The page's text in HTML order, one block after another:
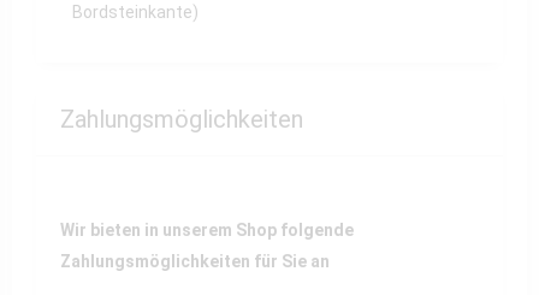
Bordsteinkante)
Zahlungsmöglichkeiten
Wir bieten in unserem Shop folgende
Zahlungsmöglichkeiten für Sie an